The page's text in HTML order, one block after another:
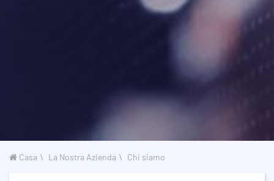
Casa La Nostra Azienda Chi siamo